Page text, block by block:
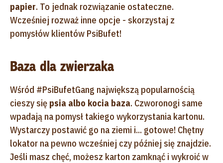
papier. To jednak rozwiązanie ostateczne.
Wcześniej rozważ inne opcje - skorzystaj z
pomysłów klientów PsiBufet!
Baza dla zwierzaka
Wśród #PsiBufetGang największą popularnością
cieszy się psia albo kocia baza. Czworonogi same
wpadają na pomysł takiego wykorzystania kartonu.
Wystarczy postawić go na ziemi i... gotowe! Chętny
lokator na pewno wcześniej czy później się znajdzie.
Jeśli masz chęć, możesz karton zamknąć i wykroić w